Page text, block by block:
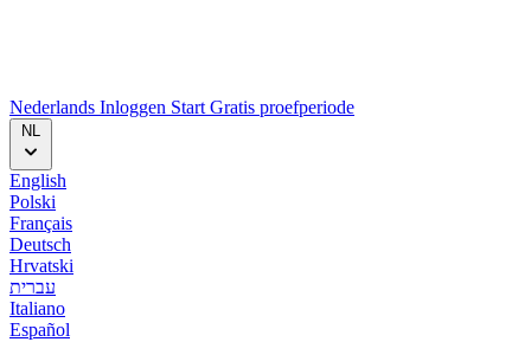
Nederlands Inloggen Start Gratis proefperiode
NL
English
Polski
Français
Deutsch
Hrvatski
עברית
Italiano
Español